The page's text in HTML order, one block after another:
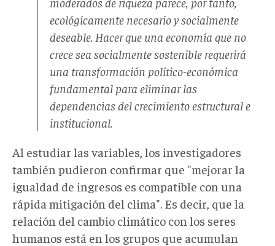
ecológicamente necesario y socialmente
deseable. Hacer que una economía que no
crece sea socialmente sostenible requerirá
una transformación político-económica
fundamental para eliminar las
dependencias del crecimiento estructural e
institucional.
Al estudiar las variables, los investigadores
también pudieron confirmar que "mejorar la
igualdad de ingresos es compatible con una
rápida mitigación del clima". Es decir, que la
relación del cambio climático con los seres
humanos está en los grupos que acumulan